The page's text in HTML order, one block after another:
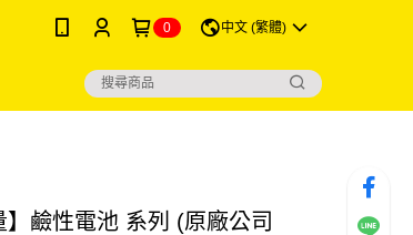
0 中文 (繁體)
】鹼性電池 系列 (原廠公司